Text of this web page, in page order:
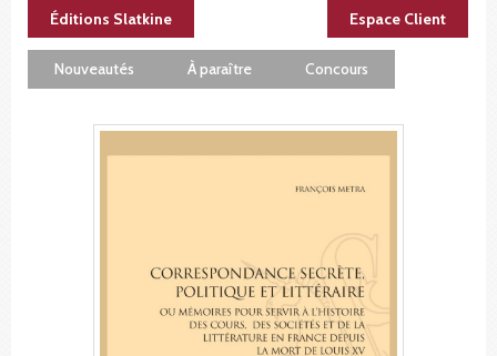
Éditions Slatkine Espace Client
Nouveautés À paraître Concours